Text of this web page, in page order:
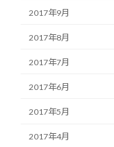
2017年9月
2017年8月
2017年7月
2017年6月
2017年5月
2017年4月